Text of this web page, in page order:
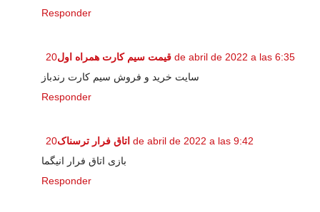
Responder
قیمت سیم کارت همراه اول 20 de abril de 2022 a las 6:35
سایت خرید و فروش سیم کارت رندباز
Responder
اتاق فرار ترسناک 20 de abril de 2022 a las 9:42
بازی اتاق فرار انیگما
Responder